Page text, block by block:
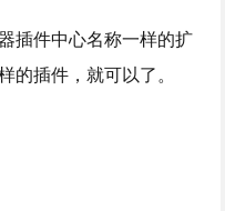
插件中心名称一样的扩
的插件，就可以了。